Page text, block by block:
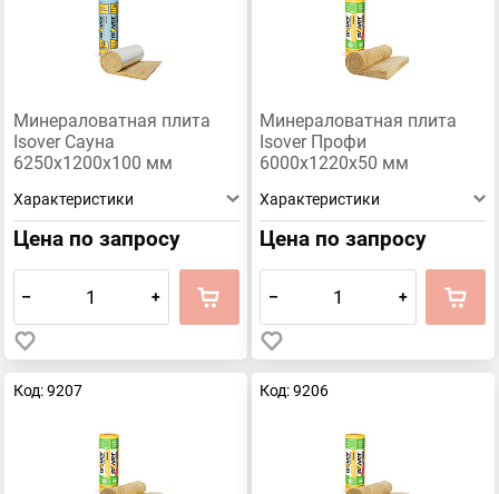
Минераловатная плита
Isover Сауна
6250х1200х100 мм
Характеристики
Цена по запросу
– +
Минераловатная плита
Isover Профи
6000х1220х50 мм
Характеристики
Цена по запросу
– +
Код: 9207 Код: 9206